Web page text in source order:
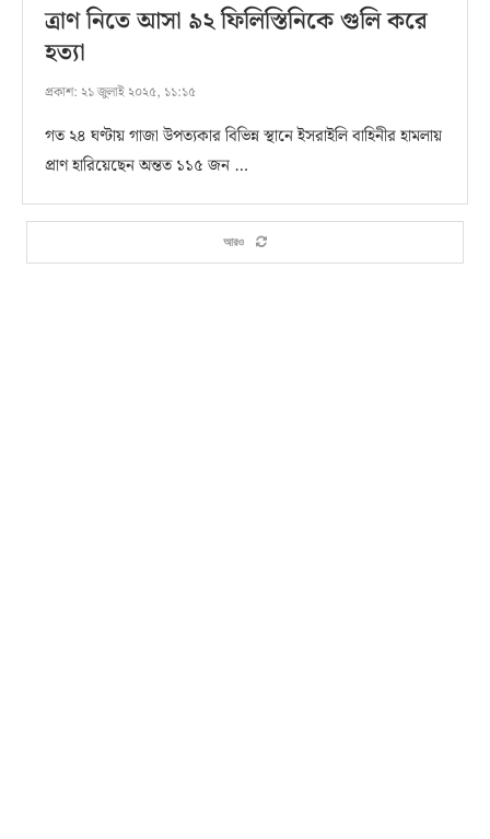
ত্রাণ নিতে আসা ৯২ ফিলিস্তিনিকে গুলি করে
হত্যা
প্রকাশ: ২১ জুলাই ২০২৫, ১১:১৫
গত ২৪ ঘণ্টায় গাজা উপত্যকার বিভিন্ন স্থানে ইসরাইলি বাহিনীর হামলায়
প্রাণ হারিয়েছেন অন্তত ১১৫ জন …
আরও